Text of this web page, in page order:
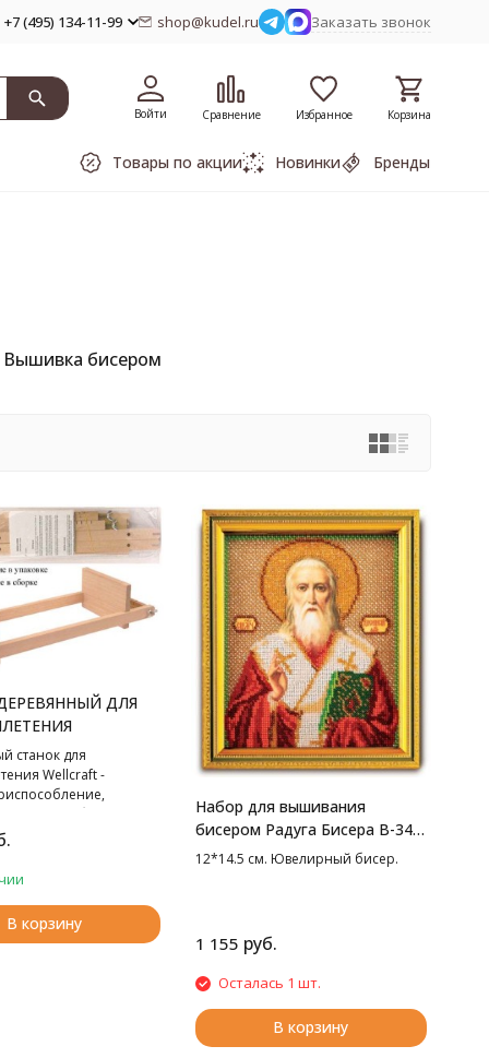
+7 (495) 134-11-99 shop@kudel.ru Заказать звонок
Войти Сравнение Избранное Корзина
Товары по акции Новинки Бренды
Вышивка бисером
ДЛЯ
станок для
Wellcraft -
Вам быстро и
самые
орнаменты. Размер
В корзину
Набор для вышивания
бисером Радуга Бисера В-346
Св. Дионисий, 12*14.5 см
12*14.5 см. Ювелирный бисер.
1 155 руб.
Осталась 1 шт.
В корзину